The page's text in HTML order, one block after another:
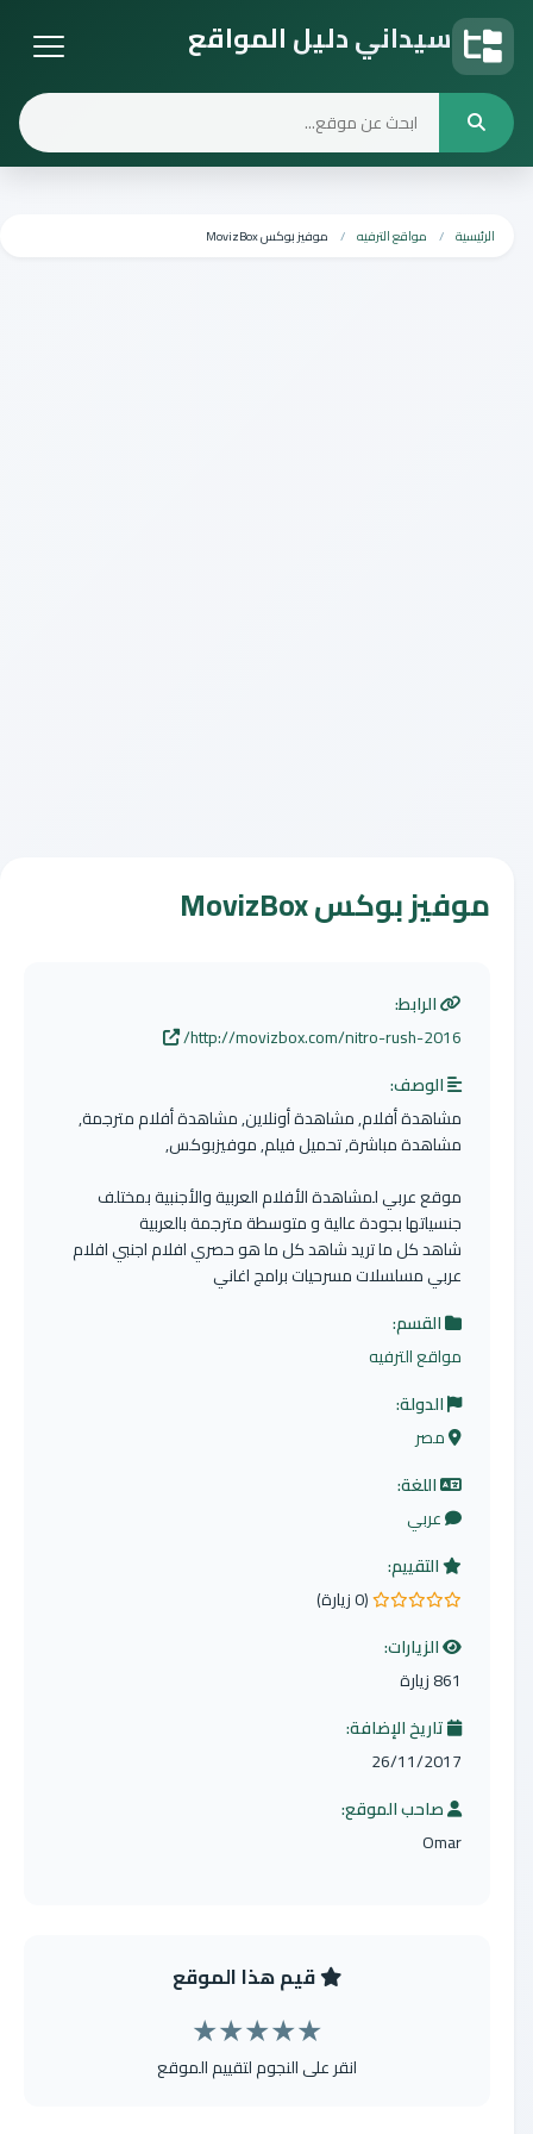
سيداني دليل المواقع
الرئيسية مواقع الترفيه موفيز بوكس MovizBox
موفيز بوكس MovizBox
الرابط:
http://movizbox.com/nitro-rush-2016/
الوصف:
مشاهدة أفلام, مشاهدة أونلاين, مشاهدة أفلام مترجمة,
مشاهدة مباشرة, تحميل فيلم, موفيزبوكس,
موقع عربي لمشاهدة الأفلام العربية والأجنبية بمختلف
جنسياتها بجودة عالية و متوسطة مترجمة بالعربية
شاهد كل ما تريد شاهد كل ما هو حصري افلام اجنبي افلام
عربي مسلسلات مسرحيات برامج اغاني
القسم:
مواقع الترفيه
الدولة:
مصر
اللغة:
عربي
التقييم:
0.0 من 5 نجوم
(0 زيارة)
الزيارات:
861 زيارة
تاريخ الإضافة:
26/11/2017
صاحب الموقع:
Omar
قيم هذا الموقع
★
★
★
★
★
انقر على النجوم لتقييم الموقع